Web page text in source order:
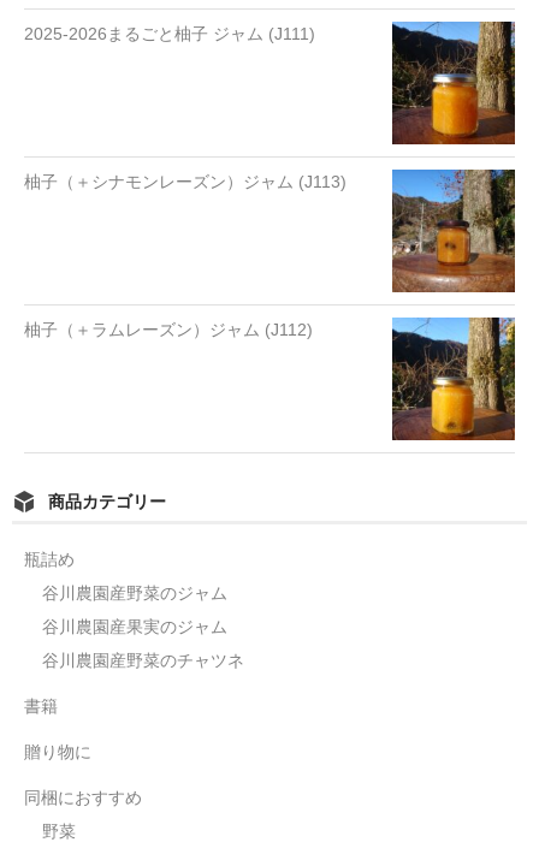
2025-2026まるごと柚子 ジャム (J111)
柚子（＋シナモンレーズン）ジャム (J113)
柚子（＋ラムレーズン）ジャム (J112)
商品カテゴリー
瓶詰め
谷川農園産野菜のジャム
谷川農園産果実のジャム
谷川農園産野菜のチャツネ
書籍
贈り物に
同梱におすすめ
野菜